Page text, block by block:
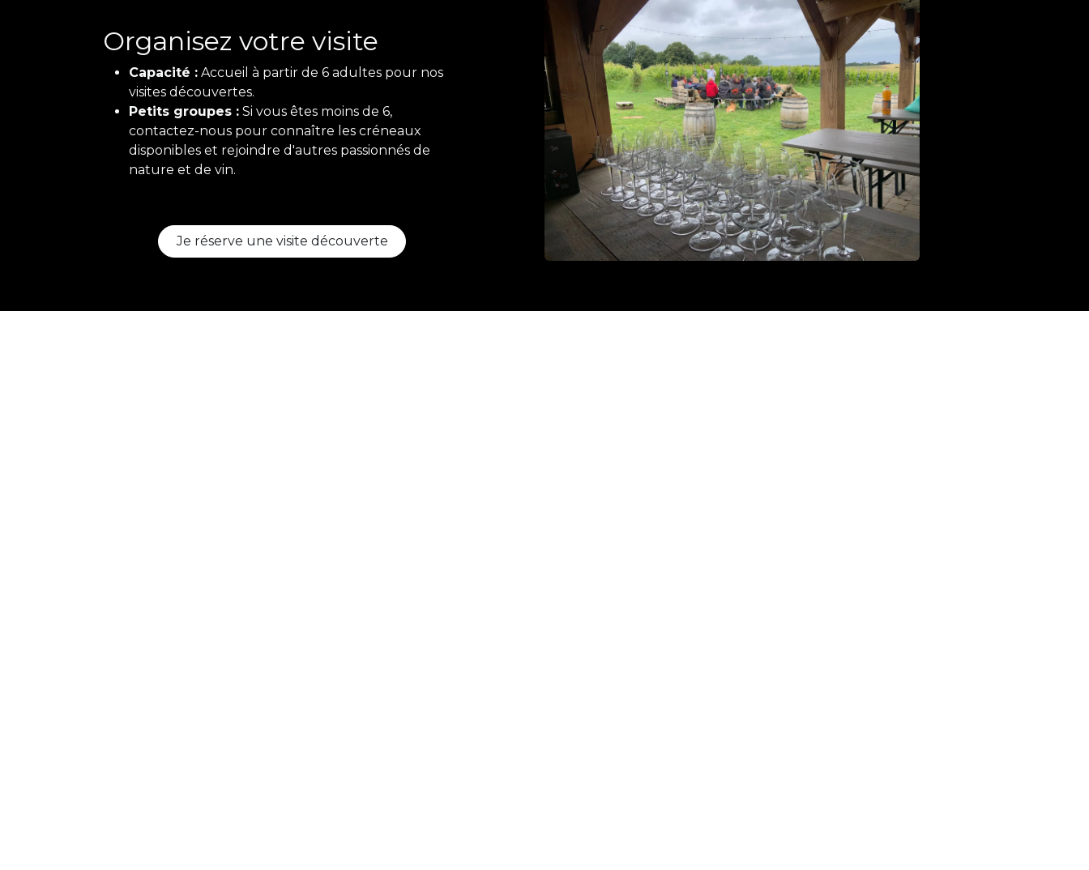
Organisez votre visite
Capacité : Accueil à partir de 6 adultes pour nos
visites découvertes.
Petits groupes : Si vous êtes moins de 6,
contactez-nous pour connaître les créneaux
disponibles et rejoindre d'autres passionnés de
nature et de vin.
Je réserve une visite découverte